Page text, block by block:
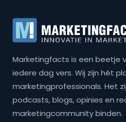
Marketingfacts is een beetje
iedere dag vers. Wij zijn hét
marketingprofessionals. Het
podcasts, blogs, opinies en
marketingcommunity binden.